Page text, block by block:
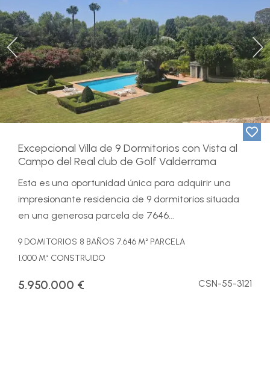
Previous
Excepcional Villa de 9 Dormitorios con Vista al
Campo del Real club de Golf Valderrama
Esta es una oportunidad única para adquirir una
impresionante residencia de 9 dormitorios situada
en una generosa parcela de 7646...
9 DOMITORIOS 8 BAÑOS 7.646 M² PARCELA
1.000 M² CONSTRUIDO
5.950.000 € CSN-55-3121